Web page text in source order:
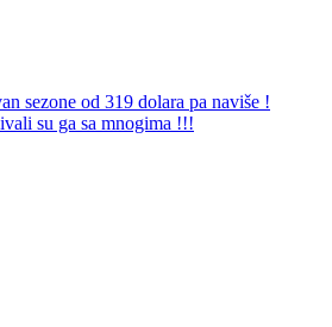
sezone od 319 dolara pa naviše !
su ga sa mnogima !!!